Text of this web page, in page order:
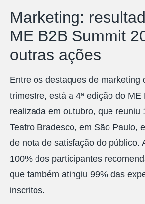
Marketing:
ME B2B Summit
outras ações
Entre os destaques de marketing
trimestre, está a 4ª edição do ME
realizada em outubro, que reuniu
Teatro Bradesco, em São Paulo,
de nota de satisfação do público.
100% dos participantes
que também atingiu 99% das
inscritos.